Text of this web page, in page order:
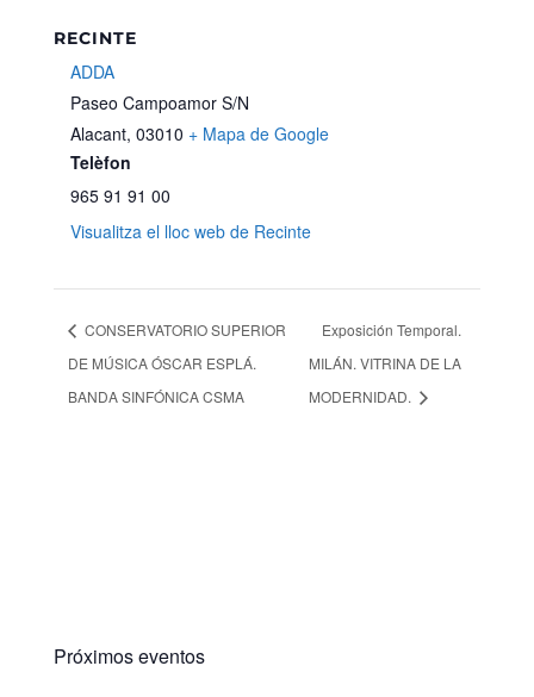
RECINTE
ADDA
Paseo Campoamor S/N
Alacant, 03010 + Mapa de Google
Telèfon
965 91 91 00
Visualitza el lloc web de Recinte
CONSERVATORIO SUPERIOR
DE MÚSICA ÓSCAR ESPLÁ.
BANDA SINFÓNICA CSMA
Exposición Temporal.
MILÁN. VITRINA DE LA
MODERNIDAD.
Próximos eventos